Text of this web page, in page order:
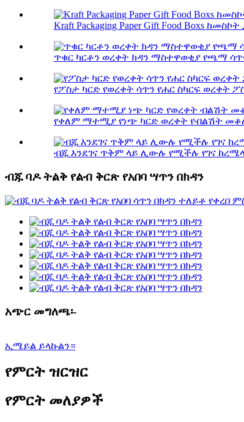
Kraft Packaging Paper Gift Food Boxs ከመስኮት
ጥቁር ካርቶን ወረቀት ክዳን ማስተዋወቂያ የጫማ
የፖስታ ካርድ የወረቀት ሳጥን የሐር ስካርፍ ወረቀት
የቀለም ማተሚያ የነጭ ካርድ ወረቀት የብልሽት
ብጁ እንደገና ጥቅም ላይ ሊውሉ የሚችሉ የገና
ብጁ ባዶ ትልቅ የልብ ቅርጽ የአበባ ሣጥን በክዳን
አጭር መግለጫ፡-
ኢሜይል ይላኩልን።
የምርት ዝርዝር
የምርት መለያዎች